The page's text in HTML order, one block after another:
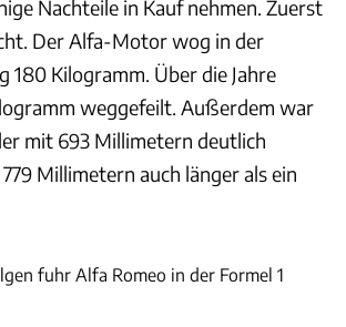
Nachteile in Kauf nehmen. Zuerst
Der Alfa-Motor wog in der
180 Kilogramm. Über die Jahre
weggefeilt. Außerdem war
mit 693 Millimetern deutlich
Millimetern auch länger als ein
fuhr Alfa Romeo in der Formel 1